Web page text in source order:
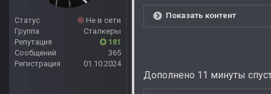
Статус
Не в сети
Группа
Сталкеры
Репутация
181
Сообщений
365
Регистрация
01.10.2024
Показать контент
Дополнено 11 минуты